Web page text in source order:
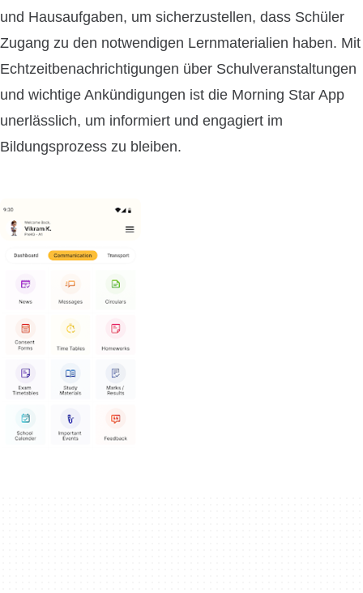
und Hausaufgaben, um sicherzustellen, dass Schüler
Zugang zu den notwendigen Lernmaterialien haben. Mit
Echtzeitbenachrichtigungen über Schulveranstaltungen
und wichtige Ankündigungen ist die Morning Star App
unerlässlich, um informiert und engagiert im
Bildungsprozess zu bleiben.